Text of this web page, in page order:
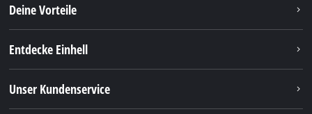
Deine Vorteile
Entdecke Einhell
Unser Kundenservice